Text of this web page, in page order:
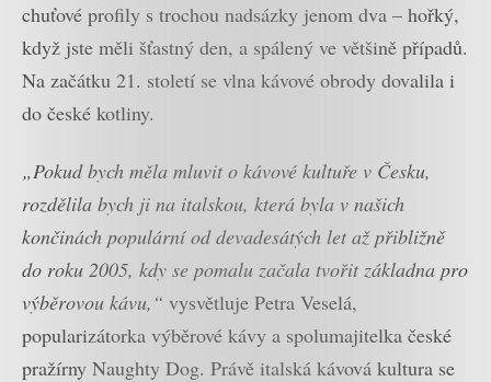
chuťové profily s trochou nadsázky jenom dva – hořký,
když jste měli šťastný den, a spálený ve většině případů.
Na začátku 21. století se vlna kávové obrody dovalila i
do české kotliny.
„Pokud bych měla mluvit o kávové kultuře v Česku,
rozdělila bych ji na italskou, která byla v našich
končinách populární od devadesátých let až přibližně
do roku 2005, kdy se pomalu začala tvořit základna pro
výběrovou kávu,“ vysvětluje Petra Veselá,
popularizátorka výběrové kávy a spolumajitelka české
pražírny Naughty Dog. Právě italská kávová kultura se